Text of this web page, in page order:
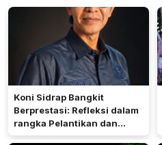
Koni Sidrap Bangkit
Berprestasi: Refleksi dalam
rangka Pelantikan dan
Rakerda 2026